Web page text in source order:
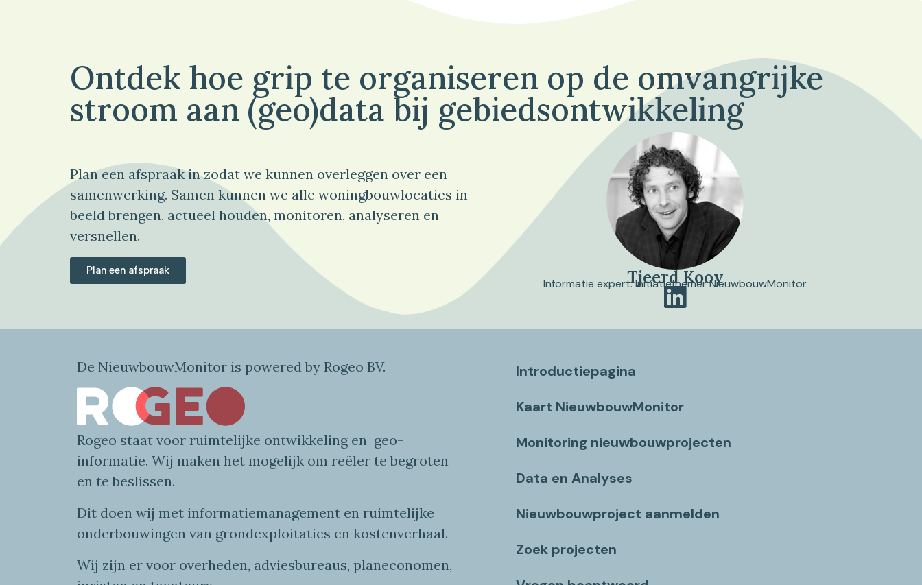
Ontdek hoe grip te organiseren op de omvangrijke
stroom aan (geo)data bij gebiedsontwikkeling
Plan een afspraak in zodat we kunnen overleggen over een
samenwerking. Samen kunnen we alle woningbouwlocaties in
beeld brengen, actueel houden, monitoren, analyseren en
versnellen.
Plan een afspraak Tjeerd Kooy
Informatie expert. Initiatiefnemer NieuwbouwMonitor
De NieuwbouwMonitor is powered by Rogeo BV.
Rogeo staat voor ruimtelijke ontwikkeling en geo-
informatie. Wij maken het mogelijk om reëler te begroten
en te beslissen.
Dit doen wij met informatiemanagement en ruimtelijke
onderbouwingen van grondexploitaties en kostenverhaal.
Wij zijn er voor overheden, adviesbureaus, planeconomen,
Introductiepagina
Kaart NieuwbouwMonitor
Monitoring nieuwbouwprojecten
Data en Analyses
Nieuwbouwproject aanmelden
Zoek projecten